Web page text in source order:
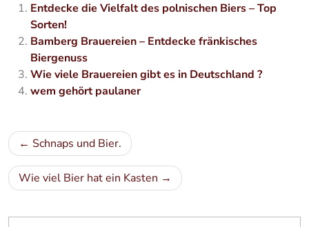
Entdecke die Vielfalt des polnischen Biers – Top
Sorten!
Bamberg Brauereien – Entdecke fränkisches
Biergenuss
Wie viele Brauereien gibt es in Deutschland ?
wem gehört paulaner
Beitragsnavigation
Schnaps und Bier.
Wie viel Bier hat ein Kasten